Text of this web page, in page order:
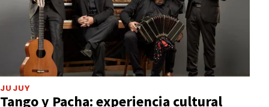
JUJUY
Tango y Pacha: experiencia cultural